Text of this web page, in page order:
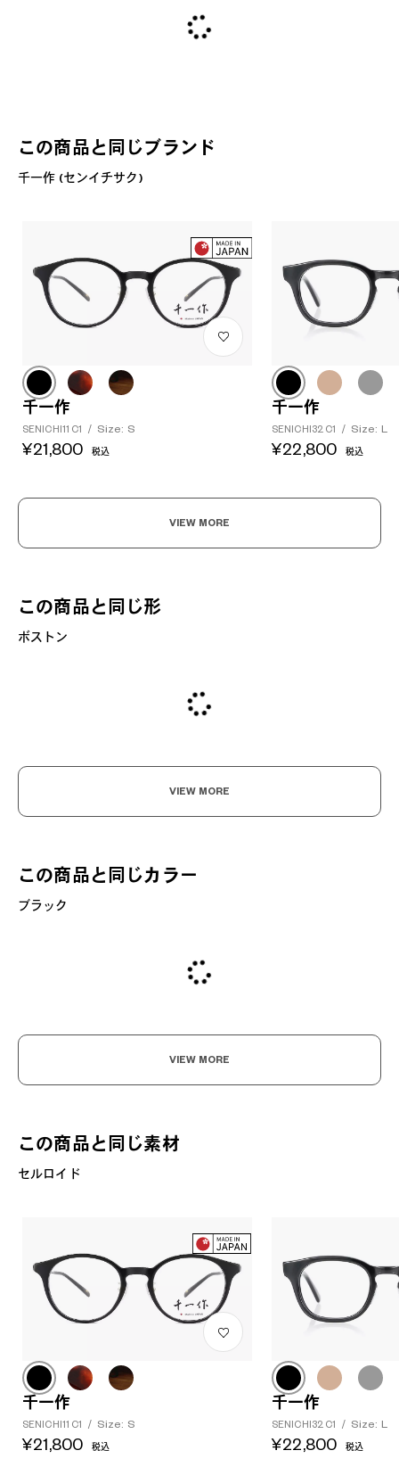
この商品と同じブランド
千一作 (センイチサク)
千一作
SENICHI11 C1 / Size: S
¥21,800 税込
千一作
SENICHI32 C1 / Size: L
¥22,800 税込
VIEW MORE
この商品と同じ形
ボストン
VIEW MORE
この商品と同じカラー
ブラック
VIEW MORE
この商品と同じ素材
セルロイド
千一作
SENICHI11 C1 / Size: S
¥21,800 税込
千一作
SENICHI32 C1 / Size: L
¥22,800 税込